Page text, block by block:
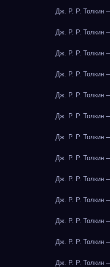
Дж. Р. Р. Толкин
Дж. Р. Р. Толкин
Дж. Р. Р. Толкин
Дж. Р. Р. Толкин
Дж. Р. Р. Толкин
Дж. Р. Р. Толкин
Дж. Р. Р. Толкин
Дж. Р. Р. Толкин
Дж. Р. Р. Толкин
Дж. Р. Р. Толкин
Дж. Р. Р. Толкин
Дж. Р. Р. Толкин
Дж. Р. Р. Толкин